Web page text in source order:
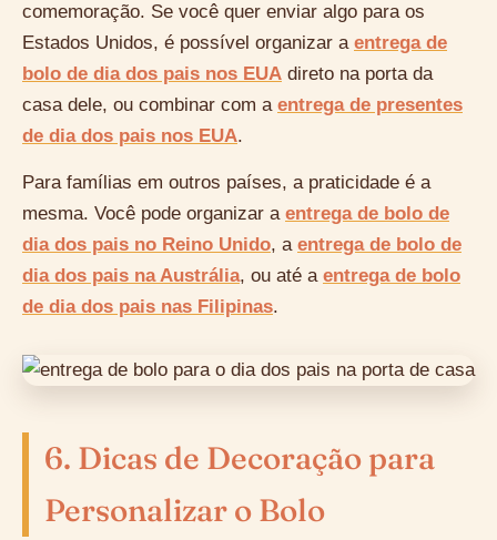
comemoração. Se você quer enviar algo para os
Estados Unidos, é possível organizar a entrega de
bolo de dia dos pais nos EUA direto na porta da
casa dele, ou combinar com a entrega de presentes
de dia dos pais nos EUA.
Para famílias em outros países, a praticidade é a
mesma. Você pode organizar a entrega de bolo de
dia dos pais no Reino Unido, a entrega de bolo de
dia dos pais na Austrália, ou até a entrega de bolo
de dia dos pais nas Filipinas.
6. Dicas de Decoração para
Personalizar o Bolo